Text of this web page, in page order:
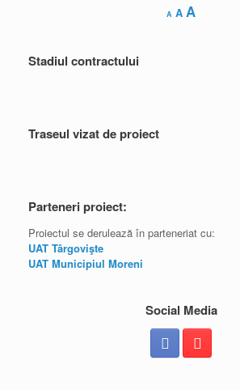
A
Decrease
font
A Reset
AIncrease
Stadiul contractului
Traseul vizat de proiect
Parteneri proiect:
Proiectul se derulează în parteneriat cu:
UAT Târgovişte
UAT Municipiul Moreni
Social Media